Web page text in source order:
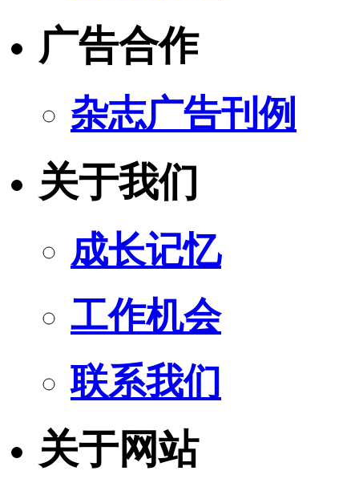
广告合作
杂志广告刊例
关于我们
成长记忆
工作机会
联系我们
关于网站